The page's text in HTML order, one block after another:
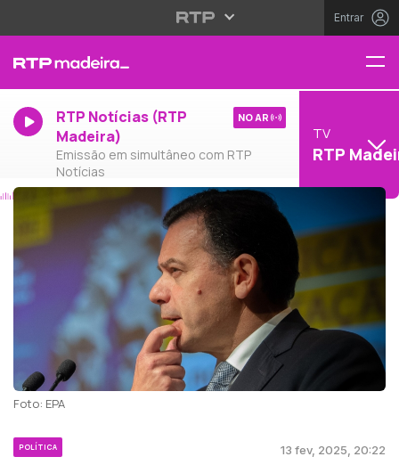
Entrar
RTP Notícias (RTP
Madeira)
Emissão em simultâneo com RTP
Notícias
NO AR
TV
RTP
Foto: EPA
POLÍTICA 13 fev, 2025, 20:22